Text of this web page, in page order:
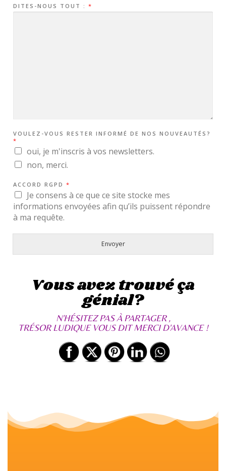
T
E
DITES-NOUS TOUT : *
VOULEZ-VOUS RESTER INFORMÉ DE NOS NOUVEAUTÉS?
*
oui, je m'inscris à vos newsletters.
non, merci.
ACCORD RGPD *
Je consens à ce que ce site stocke mes
informations envoyées afin qu’ils puissent répondre
à ma requête.
Envoyer
Vous avez trouvé ça
génial?
N'HÉSITEZ PAS À PARTAGER ,
TRÉSOR LUDIQUE VOUS DIT MERCI D'AVANCE !